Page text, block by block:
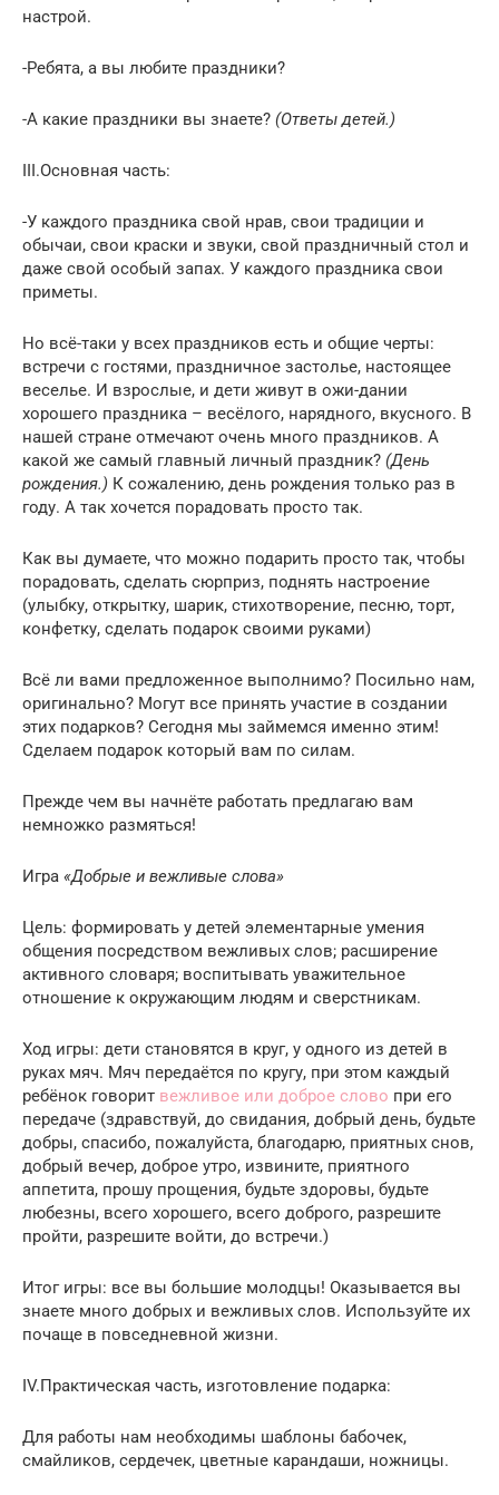
настрой.
-Ребята, а вы любите праздники?
-А какие праздники вы знаете? (Ответы детей.)
III.Основная часть:
-У каждого праздника свой нрав, свои традиции и
обычаи, свои краски и звуки, свой праздничный стол и
даже свой особый запах. У каждого праздника свои
приметы.
Но всё-таки у всех праздников есть и общие черты:
встречи с гостями, праздничное застолье, настоящее
веселье. И взрослые, и дети живут в ожи-дании
хорошего праздника – весёлого, нарядного, вкусного. В
нашей стране отмечают очень много праздников. А
какой же самый главный личный праздник? (День
рождения.) К сожалению, день рождения только раз в
году. А так хочется порадовать просто так.
Как вы думаете, что можно подарить просто так, чтобы
порадовать, сделать сюрприз, поднять настроение
(улыбку, открытку, шарик, стихотворение, песню, торт,
конфетку, сделать подарок своими руками)
Всё ли вами предложенное выполнимо? Посильно нам,
оригинально? Могут все принять участие в создании
этих подарков? Сегодня мы займемся именно этим!
Сделаем подарок который вам по силам.
Прежде чем вы начнёте работать предлагаю вам
немножко размяться!
Игра «Добрые и вежливые слова»
Цель: формировать у детей элементарные умения
общения посредством вежливых слов; расширение
активного словаря; воспитывать уважительное
отношение к окружающим людям и сверстникам.
Ход игры: дети становятся в круг, у одного из детей в
руках мяч. Мяч передаётся по кругу, при этом каждый
ребёнок говорит вежливое или доброе слово при его
передаче (здравствуй, до свидания, добрый день, будьте
добры, спасибо, пожалуйста, благодарю, приятных снов,
добрый вечер, доброе утро, извините, приятного
аппетита, прошу прощения, будьте здоровы, будьте
любезны, всего хорошего, всего доброго, разрешите
пройти, разрешите войти, до встречи.)
Итог игры: все вы большие молодцы! Оказывается вы
знаете много добрых и вежливых слов. Используйте их
почаще в повседневной жизни.
IV.Практическая часть, изготовление подарка:
Для работы нам необходимы шаблоны бабочек,
смайликов, сердечек, цветные карандаши, ножницы.